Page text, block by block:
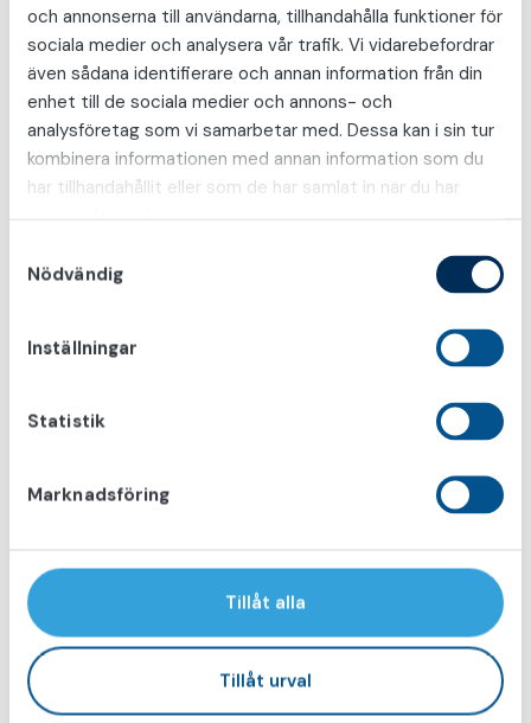
och annonserna till användarna, tillhandahålla funktioner för
sociala medier och analysera vår trafik. Vi vidarebefordrar
även sådana identifierare och annan information från din
enhet till de sociala medier och annons- och
analysföretag som vi samarbetar med. Dessa kan i sin tur
kombinera informationen med annan information som du
har tillhandahållit eller som de har samlat in när du har
Nödvändig
Inställningar
Statistik
Marknadsföring
Tillåt alla
Tillåt urval
Hur upptäcker man prostatacancer?
Vad är PSA-prov och vilket värde är
förhöjt?
Hur går en prostatabiopsi till?
Vad är TRUL – ultraljud av prostatan via
ändtarmen?
Vad är robotassisterad prostataoperation
Hur går en robotoperation av prostatan
Vilka biverkningar kan uppstå efter
Hur behandlas prostatacancer?